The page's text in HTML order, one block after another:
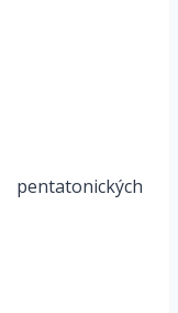
pentatonických